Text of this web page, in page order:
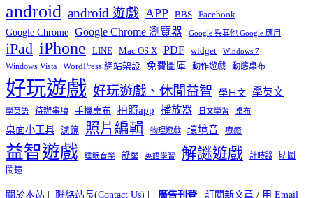
android android 遊戲 APP BBS Facebook
Google Chrome Google Chrome 瀏覽器 Google 與其他 Google 應用
iPad iPhone LINE Mac OS X PDF widget Windows 7
Windows Vista WordPress 網站架設 免費圖庫 動作遊戲 動態桌布
好玩遊戲 好玩遊戲、休閒益智 學日文 學英文
學英語 待辦事項 手機桌布 拍照app 播放器 日文學習 桌布
桌面小工具 濾鏡 照片編輯 物理遊戲 環境音 療癒
益智遊戲 睡眠音樂 舒壓 英語學習 解謎遊戲 計時器
貼圖
鬧鐘
關於本站 | 聯絡站長(Contact Us) | 廣告刊登| 訂閱新文章 / 用 Email